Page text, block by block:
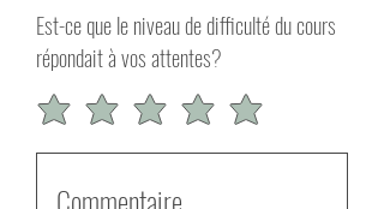
Est-ce que le niveau de difficulté du cours
répondait à vos attentes?